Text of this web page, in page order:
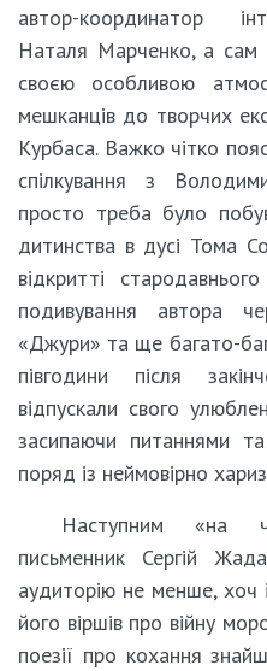
автор-координатор
Наталя Марченко, а сам
своєю особливою
мешканців до творчих
Курбаса. Важко чітко
спілкування з
просто треба було
дитинства в дусі Тома
відкритті
подивування автора
«Джури» та ще багато-
півгодини після
відпускали свого
засипаючи питаннями
поряд із неймовірно
Наступним «на
письменник Сергій
аудиторію не менше, хоч
його віршів про війну
поезії про кохання